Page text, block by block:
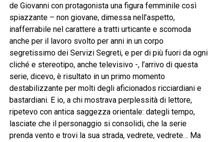
de Giovanni con protagonista una figura femminile così
spiazzante – non giovane, dimessa nell’aspetto,
inafferrabile nel carattere a tratti urticante e scomoda
anche per il lavoro svolto per anni in un corpo
segretissimo dei Servizi Segreti, e per di più fuori da ogni
cliché e stereotipo, anche televisivo -, l’arrivo di questa
serie, dicevo, è risultato in un primo momento
destabilizzante per molti degli aficionados ricciardiani e
bastardiani. E io, a chi mostrava perplessità di lettore,
ripetevo con antica saggezza orientale: dategli tempo,
lasciate che il personaggio si consolidi, che la serie
prenda vento e trovi la sua strada, vedrete, vedrete… Ma